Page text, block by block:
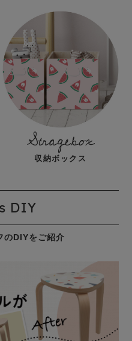
Stragebox
収納ボックス
DIY
DIYをご紹介